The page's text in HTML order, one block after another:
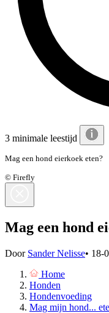
3 minimale leestijd
Mag een hond eierkoek eten?
© Firefly
Mag een hond
Door Sander Nelisse• 18-
Home
Honden
Hondenvoeding
Mag mijn hond...